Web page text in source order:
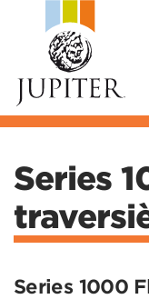
Series
Series 1000